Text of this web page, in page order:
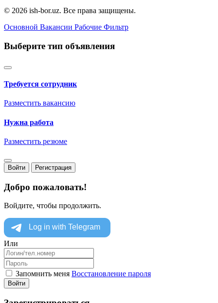
© 2026 ish-bor.uz. Все права защищены.
Основной Вакансии Рабочие Фильтр
Выберите тип объявления
Требуется сотрудник
Разместить вакансию
Нужна работа
Разместить резюме
Войти Регистрация
Добро пожаловать!
Войдите, чтобы продолжить.
Или
Запомнить меня Восстановление пароля
Войти